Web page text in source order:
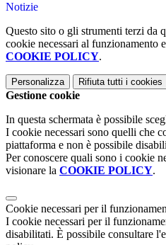
Notizie
Questo sito o gli strumenti terzi da
cookie necessari al funzionamento
COOKIE POLICY.
Personalizza Rifiuta tutti i cookies
Gestione cookie
In questa schermata è possibile
I cookie necessari sono quelli che
piattaforma e non è possibile
Per conoscere quali sono i cookie
visionare la COOKIE POLICY.
Cookie necessari per il
I cookie necessari per il
disabilitati. È possibile consultare